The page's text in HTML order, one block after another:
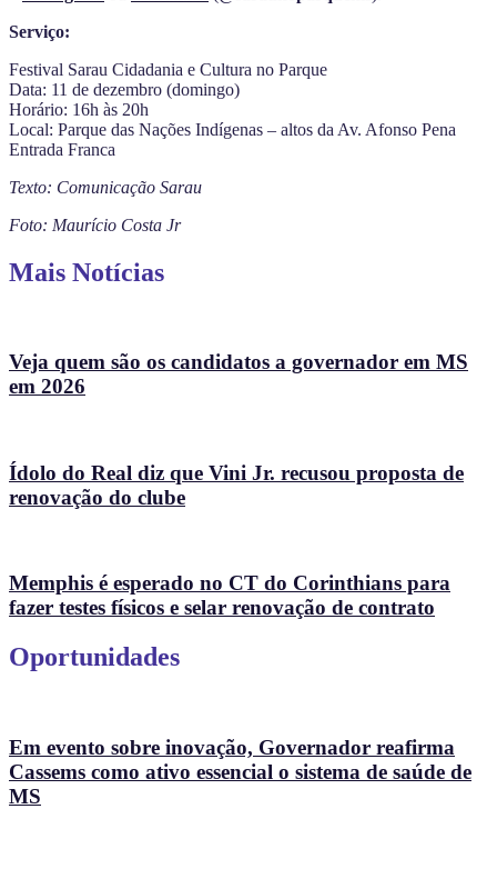
Serviço:
Festival Sarau Cidadania e Cultura no Parque
Data: 11 de dezembro (domingo)
Horário: 16h às 20h
Local: Parque das Nações Indígenas – altos da Av. Afonso Pena
Entrada Franca
Texto: Comunicação Sarau
Foto: Maurício Costa Jr
Mais Notícias
Veja quem são os candidatos a governador em MS
em 2026
Ídolo do Real diz que Vini Jr. recusou proposta de
renovação do clube
Memphis é esperado no CT do Corinthians para
fazer testes físicos e selar renovação de contrato
Oportunidades
Em evento sobre inovação, Governador reafirma
Cassems como ativo essencial o sistema de saúde de
MS